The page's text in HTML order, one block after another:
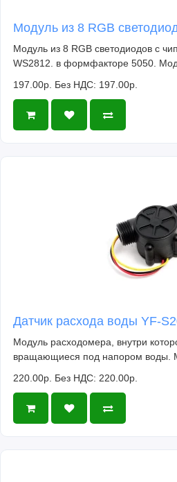
Модуль из 8 RGB
Модуль из 8 RGB светодиодов с
WS2812. в формфакторе 5050.
197.00р. Без НДС: 197.00р.
Датчик расхода воды YF-
Модуль расходомера, внутри
вращающиеся под напором воды.
220.00р. Без НДС: 220.00р.